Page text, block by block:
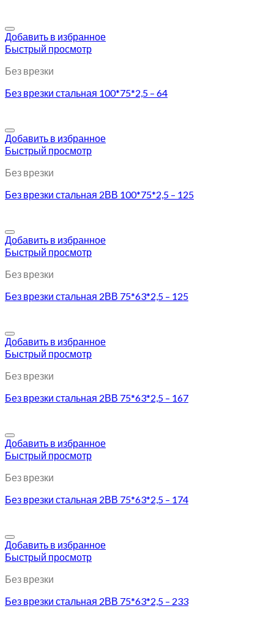
Добавить в избранное
Быстрый просмотр
Без врезки
Без врезки стальная 100*75*2,5 – 64
Добавить в избранное
Быстрый просмотр
Без врезки
Без врезки стальная 2ВВ 100*75*2,5 – 125
Добавить в избранное
Быстрый просмотр
Без врезки
Без врезки стальная 2ВВ 75*63*2,5 – 125
Добавить в избранное
Быстрый просмотр
Без врезки
Без врезки стальная 2ВВ 75*63*2,5 – 167
Добавить в избранное
Быстрый просмотр
Без врезки
Без врезки стальная 2ВВ 75*63*2,5 – 174
Добавить в избранное
Быстрый просмотр
Без врезки
Без врезки стальная 2ВВ 75*63*2,5 – 233